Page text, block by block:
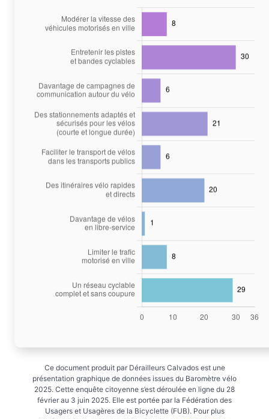
Ce document produit par Dérailleurs Calvados est une
présentation graphique de données issues du Baromètre vélo
2025. Cette enquête citoyenne s’est déroulée en ligne du 28
février au 3 juin 2025. Elle est portée par la Fédération des
Usagers et Usagères de la Bicyclette (FUB). Pour plus